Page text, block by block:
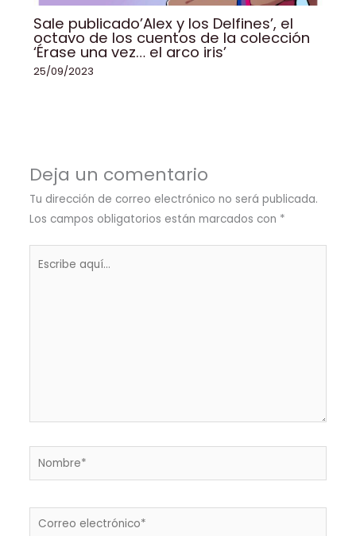
Sale publicado’Alex y los Delfines’, el
octavo de los cuentos de la colección
‘Érase una vez… el arco iris’
25/09/2023
Deja un comentario
Tu dirección de correo electrónico no será publicada.
Los campos obligatorios están marcados con *
Nombre*
Correo